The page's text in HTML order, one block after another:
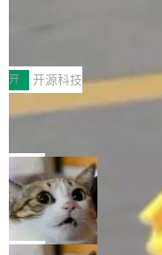
常维护操作，并完整支持
村国家自主创新示范区会
由中关村智联软件服务业
“智构可信·质创未来——AI
式”为主题，直面AI从实
的核心质量命题。会上，
工具选型手册》发布，
nt智能测试系统入选AI测
O而言，这提示了一个转
工具升级为企业的质量基
开 开源科技
让非法状态不可表示：
有一种东西，一旦用过就
eev 管它叫"软件设计的
鲜——代数数据类型（
（sum type）。但他说清
型系统的学术体操，是日
章从一个简单的例子切入
局
Cloudflare 开源内部企
dflare OS
Cloudflare 发布了一个开
S。如果你只看官方博客